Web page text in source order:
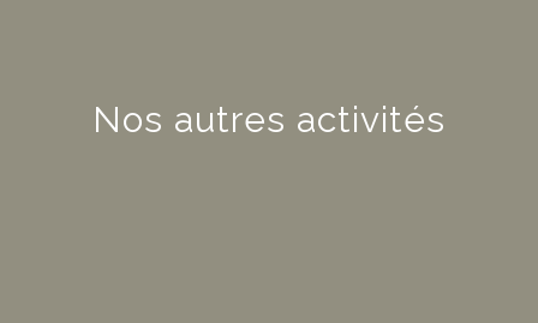
Nos autres activités